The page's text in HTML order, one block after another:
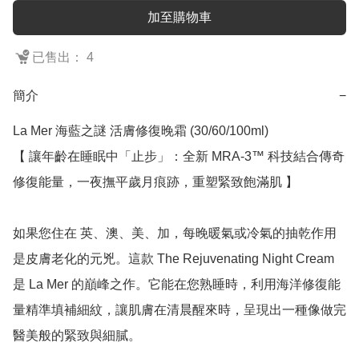
加至購物車
已售出： 4
簡介 −
La Mer 海藍之謎 活膚修復晚霜 (30/60/100ml)
【 讓年齡在睡眠中「止步」：全新 MRA-3™ 科技結合傳奇
修復能量，一夜撫平歲月痕跡，重塑緊致飽滿肌 】
如果您住在 英、澳、美、加，每晚暖氣或冷氣的抽乾作用
是皮膚老化的元兇。這款 The Rejuvenating Night Cream
是 La Mer 的巔峰之作。它能在您熟睡時，利用海洋修復能
量精準填補細紋，讓肌膚在清晨醒來時，呈現出一種像做完
醫美般的緊致與細膩。